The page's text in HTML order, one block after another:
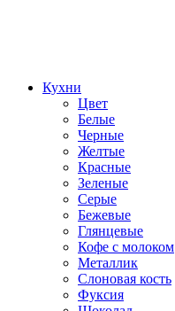
Кухни
Цвет
Белые
Черные
Желтые
Красные
Зеленые
Серые
Бежевые
Глянцевые
Кофе с молоком
Металлик
Слоновая кость
Фуксия